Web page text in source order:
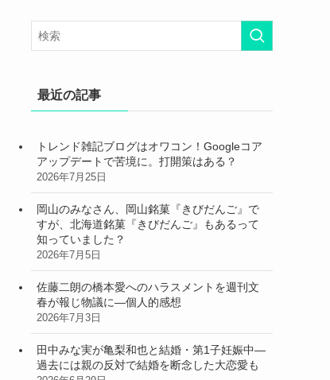
最近の記事
トレンド雑記ブログはオワコン！Googleコア
アップデートで苦境に。打開策はある？
2026年7月25日
岡山のみなさん、岡山銘菓『きびだんご』で
すが、北海道銘菓『きびだんご』もあるって
知っていました？
2026年7月5日
佐藤二朗の橋本愛へのハラスメントを週刊文
春が報じ物議に―個人的感想
2026年7月3日
田中みな実が亀梨和也と結婚・第1子妊娠中―
過去には親の反対で結婚を断念した大恋愛も